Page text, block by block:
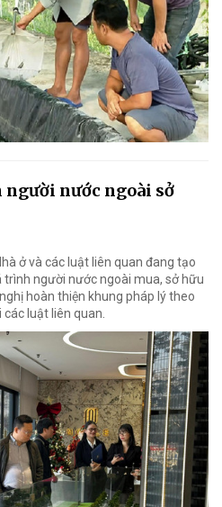
nước ngoài sở
ở và các luật liên quan đang tạo
người nước ngoài mua, sở hữu
hoàn thiện khung pháp lý theo
luật liên quan.